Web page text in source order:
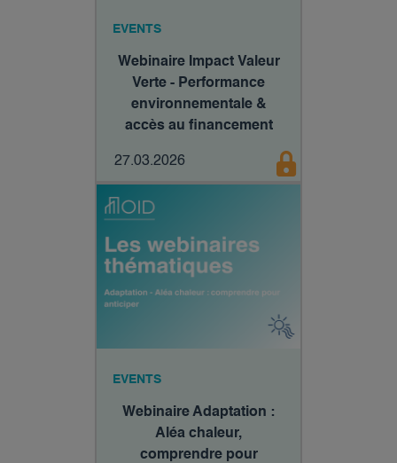
EVENTS
Webinaire Impact Valeur
Verte - Performance
environnementale &
accès au financement
27.03.2026
EVENTS
Webinaire Adaptation :
Aléa chaleur,
comprendre pour